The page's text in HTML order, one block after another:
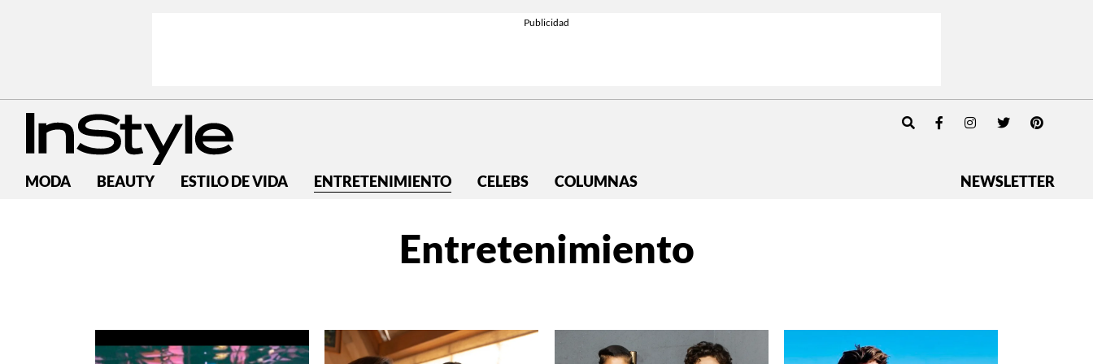
MODA BEAUTY ESTILO DE VIDA ENTRETENIMIENTO CELEBS COLUMNAS NEWSLETTER
Entretenimiento